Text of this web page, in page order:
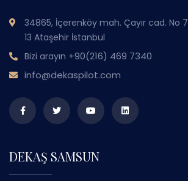
34865, İçerenköy mah. Çayır cad. No
13 Ataşehir İstanbul
Bizi arayın +90(216) 469 7340
info@dekaspilot.com
DEKAŞ SAMSUN